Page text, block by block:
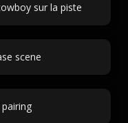
sur la piste
scene